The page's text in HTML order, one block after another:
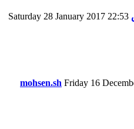
Saturday 28 January 2017 22:53
mohsen.sh Friday 16